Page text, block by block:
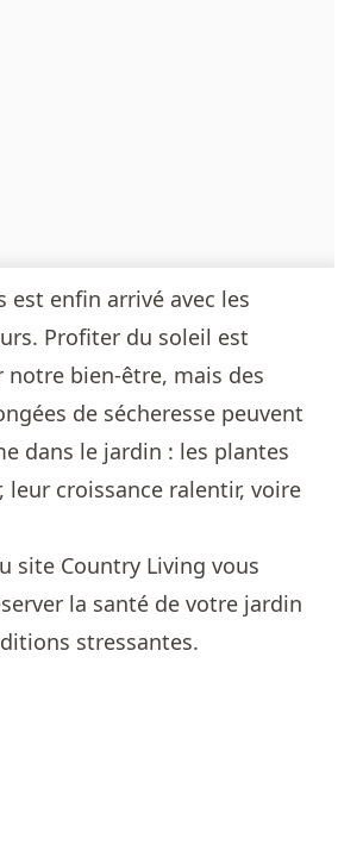
est enfin arrivé avec les
Profiter du soleil est
notre bien-être, mais des
de sécheresse peuvent
dans le jardin : les plantes
leur croissance ralentir, voire
site Country Living vous
la santé de votre jardin
stressantes.